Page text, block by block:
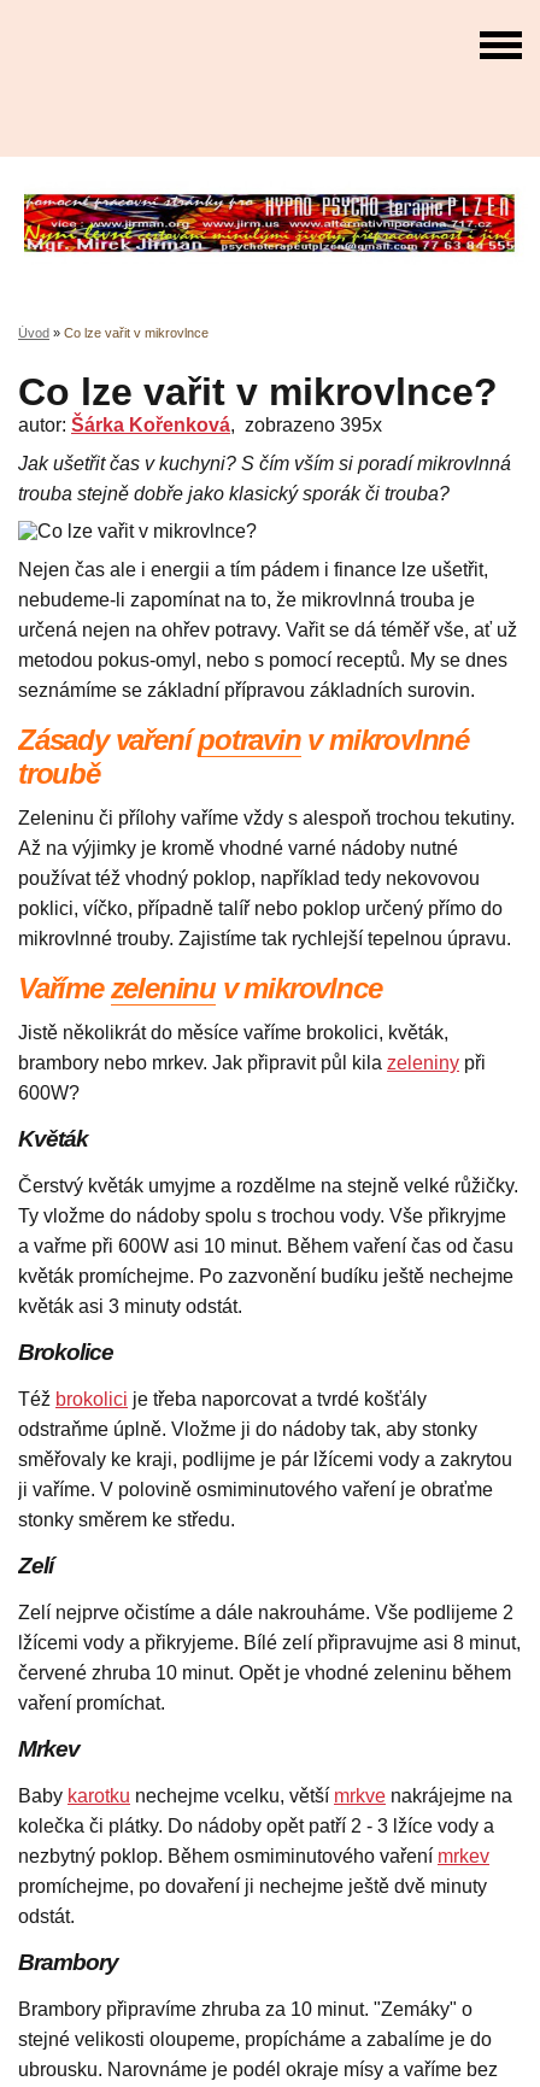
Úvod » Co lze vařit v mikrovlnce
Co lze vařit v mikrovlnce?
autor: Šárka Kořenková, zobrazeno 395x
Jak ušetřit čas v kuchyni? S čím vším si poradí mikrovlnná
trouba stejně dobře jako klasický sporák či trouba?
Nejen čas ale i energii a tím pádem i finance lze ušetřit,
nebudeme-li zapomínat na to, že mikrovlnná trouba je
určená nejen na ohřev potravy. Vařit se dá téměř vše, ať už
metodou pokus-omyl, nebo s pomocí receptů. My se dnes
seznámíme se základní přípravou základních surovin.
Zásady vařenípotravinv mikrovlnné
troubě
Zeleninu či přílohy vaříme vždy s alespoň trochou tekutiny.
Až na výjimky je kromě vhodné varné nádoby nutné
používat též vhodný poklop, například tedy nekovovou
poklici, víčko, případně talíř nebo poklop určený přímo do
mikrovlnné trouby. Zajistíme tak rychlejší tepelnou úpravu.
Vařímezeleninuv mikrovlnce
Jistě několikrát do měsíce vaříme brokolici, květák,
brambory nebo mrkev. Jak připravit půl kila zeleniny při
600W?
Květák
Čerstvý květák umyjme a rozdělme na stejně velké růžičky.
Ty vložme do nádoby spolu s trochou vody. Vše přikryjme
a vařme při 600W asi 10 minut. Během vaření čas od času
květák promíchejme. Po zazvonění budíku ještě nechejme
květák asi 3 minuty odstát.
Brokolice
Též brokolici je třeba naporcovat a tvrdé košťály
odstraňme úplně. Vložme ji do nádoby tak, aby stonky
směřovaly ke kraji, podlijme je pár lžícemi vody a zakrytou
ji vaříme. V polovině osmiminutového vaření je obraťme
stonky směrem ke středu.
Zelí
Zelí nejprve očistíme a dále nakrouháme. Vše podlijeme 2
lžícemi vody a přikryjeme. Bílé zelí připravujme asi 8 minut,
červené zhruba 10 minut. Opět je vhodné zeleninu během
vaření promíchat.
Mrkev
Baby karotku nechejme vcelku, větší mrkve nakrájejme na
kolečka či plátky. Do nádoby opět patří 2 - 3 lžíce vody a
nezbytný poklop. Během osmiminutového vaření mrkev
promíchejme, po dovaření ji nechejme ještě dvě minuty
odstát.
Brambory
Brambory připravíme zhruba za 10 minut. "Zemáky" o
stejné velikosti oloupeme, propícháme a zabalíme je do
ubrousku. Narovnáme je podél okraje mísy a vaříme bez